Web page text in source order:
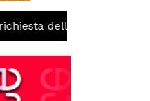
dello stato di